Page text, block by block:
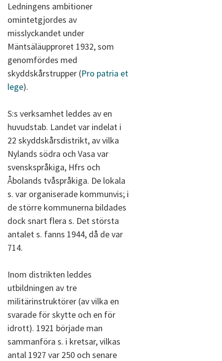
Ledningens ambitioner
omintetgjordes av
misslyckandet under
Mäntsäläupproret 1932, som
genomfördes med
skyddskårstrupper (Pro patria et
lege).
S:s verksamhet leddes av en
huvudstab. Landet var indelat i
22 skyddskårsdistrikt, av vilka
Nylands södra och Vasa var
svenskspråkiga, Hfrs och
Åbolands tvåspråkiga. De lokala
s. var organiserade kommunvis; i
de större kommunerna bildades
dock snart flera s. Det största
antalet s. fanns 1944, då de var
714.
Inom distrikten leddes
utbildningen av tre
militärinstruktörer (av vilka en
svarade för skytte och en för
idrott). 1921 började man
sammanföra s. i kretsar, vilkas
antal 1927 var 250 och senare